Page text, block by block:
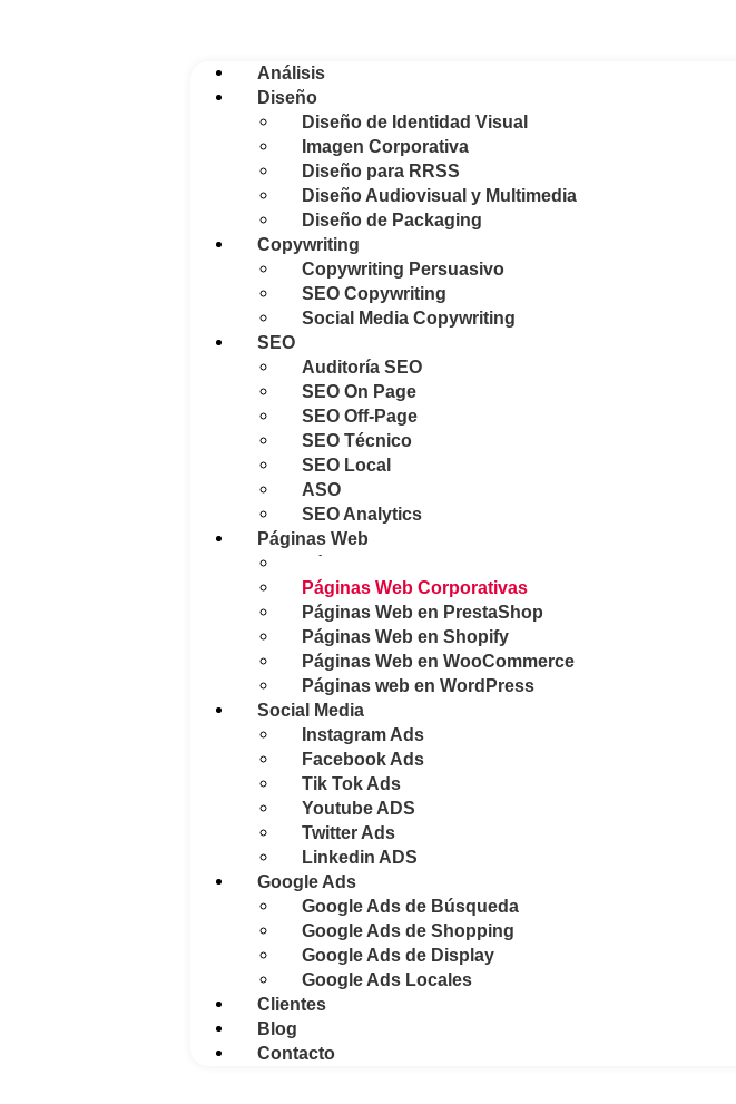
Análisis
Diseño
Diseño de Identidad Visual
Imagen Corporativa
Diseño para RRSS
Diseño Audiovisual y Multimedia
Diseño de Packaging
Copywriting
Copywriting Persuasivo
SEO Copywriting
Social Media Copywriting
SEO
Auditoría SEO
SEO On Page
SEO Off-Page
SEO Técnico
SEO Local
ASO
SEO Analytics
Páginas Web
Páginas Web Corporativas
Páginas Web en PrestaShop
Páginas Web en Shopify
Páginas Web en WooCommerce
Páginas web en WordPress
Social Media
Instagram Ads
Facebook Ads
Tik Tok Ads
Youtube ADS
Twitter Ads
Linkedin ADS
Google Ads
Google Ads de Búsqueda
Google Ads de Shopping
Google Ads de Display
Google Ads Locales
Clientes
Blog
Contacto